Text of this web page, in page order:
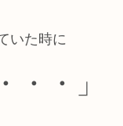
いた時に
・」